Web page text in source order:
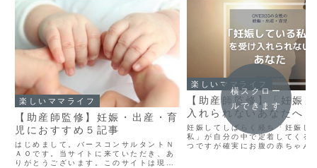
楽しいママライフ
【助産師監修】妊娠・出産・育
児におすすめ５記事
はじめまして。バースコンサルタントＮ
ＡＯです。当サイトに来ていただき、あ
りがとうございます。このサイトは現役
楽しいママライフ
【助産師監修】「妊娠
入れられないあなたへ
妊娠してしばらく経ち「妊娠し
私」が自分の中で定着してくる
つですが確実にお腹の赤ちゃん
横スクロー
ルできます